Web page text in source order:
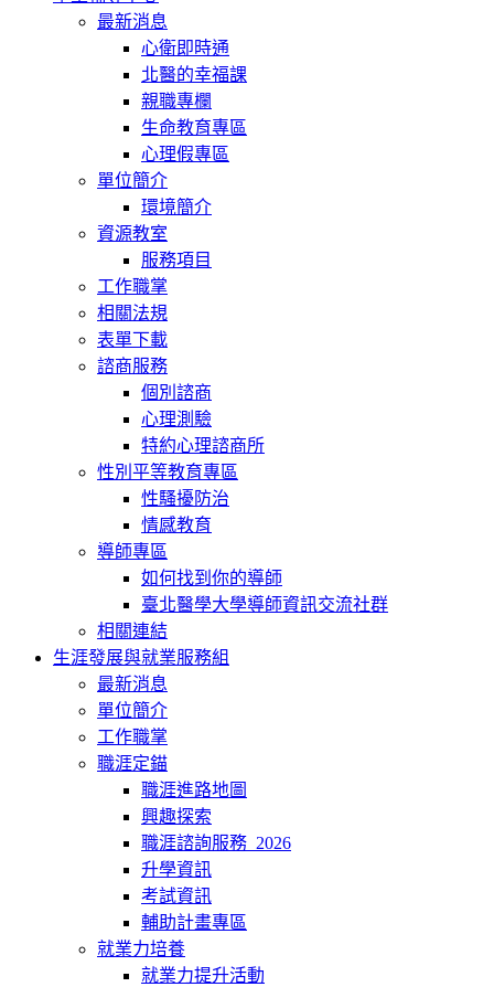
最新消息
心衛即時通
北醫的幸福課
親職專欄
生命教育專區
心理假專區
單位簡介
環境簡介
資源教室
服務項目
工作職掌
相關法規
表單下載
諮商服務
個別諮商
心理測驗
特約心理諮商所
性別平等教育專區
性騷擾防治
情感教育
導師專區
如何找到你的導師
臺北醫學大學導師資訊交流社群
相關連結
生涯發展與就業服務組
最新消息
單位簡介
工作職掌
職涯定錨
職涯進路地圖
興趣探索
職涯諮詢服務_2026
升學資訊
考試資訊
輔助計畫專區
就業力培養
就業力提升活動